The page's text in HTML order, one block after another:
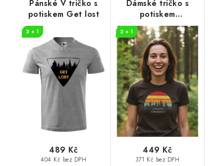
Pánské V tričko s
potiskem Get lost
2 + 1
404 Kč bez DPH
489 Kč
Dámské tričko s
potiskem
Dobrodružství začíná
2 + 1
371 Kč bez DPH
449 Kč